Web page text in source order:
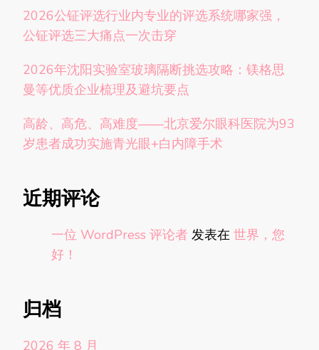
2026公钲评选行业内专业的评选系统哪家强，
公钲评选三大痛点一次击穿
2026年沈阳实验室玻璃隔断挑选攻略：镁格思
曼等优质企业梳理及避坑要点
高龄、高危、高难度——北京爱尔眼科医院为93
岁患者成功实施青光眼+白内障手术
近期评论
一位 WordPress 评论者 发表在 世界，您
好！
归档
2026 年 8 月